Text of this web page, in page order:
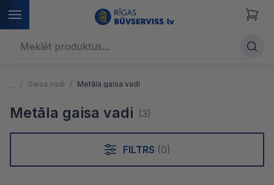
Gaisa vadi Metāla gaisa vadi
Metāla gaisa vadi (3)
FILTRS (0)